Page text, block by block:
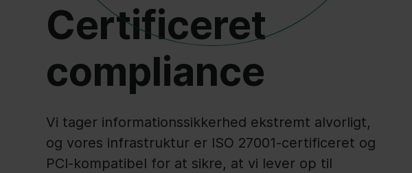
Certificeret
compliance
Vi tager informationssikkerhed ekstremt alvorligt,
og vores infrastruktur er ISO 27001-certificeret og
PCI-kompatibel for at sikre, at vi lever op til